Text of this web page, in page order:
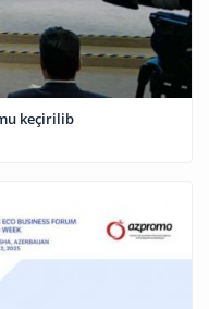
keçirilib